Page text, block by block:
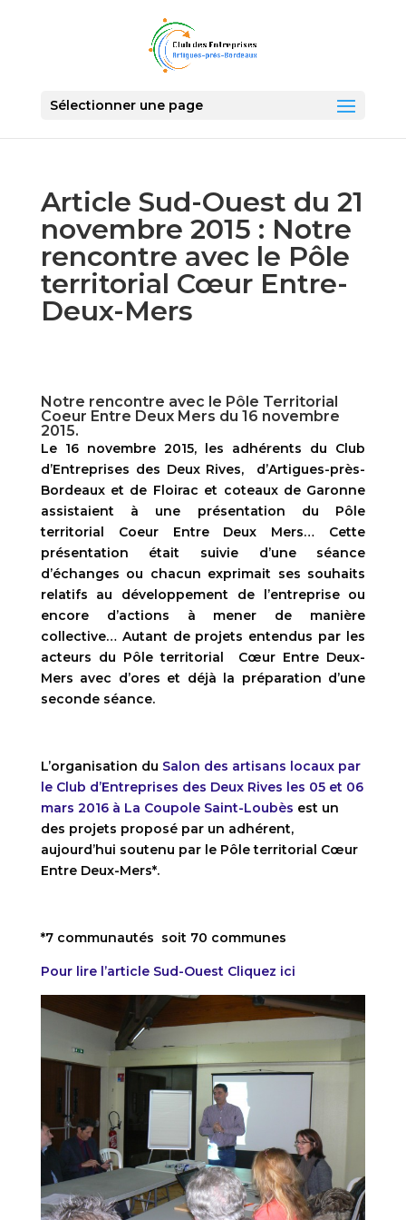
Sélectionner une page
Article Sud-Ouest du 21
novembre 2015 : Notre
rencontre avec le Pôle
territorial Cœur Entre-
Deux-Mers
Notre rencontre avec le Pôle Territorial
Coeur Entre Deux Mers du 16 novembre
2015.
Le 16 novembre 2015, les adhérents du Club
d’Entreprises des Deux Rives, d’Artigues-près-
Bordeaux et de Floirac et coteaux de Garonne
assistaient à une présentation du Pôle
territorial Coeur Entre Deux Mers… Cette
présentation était suivie d’une séance
d’échanges ou chacun exprimait ses souhaits
relatifs au développement de l’entreprise ou
encore d’actions à mener de manière
collective… Autant de projets entendus par les
acteurs du Pôle territorial Cœur Entre Deux-
Mers avec d’ores et déjà la préparation d’une
seconde séance.
L’organisation du Salon des artisans locaux par
le Club d’Entreprises des Deux Rives les 05 et 06
mars 2016 à La Coupole Saint-Loubès est un
des projets proposé par un adhérent,
aujourd’hui soutenu par le Pôle territorial Cœur
Entre Deux-Mers*.
*7 communautés soit 70 communes
Pour lire l’article Sud-Ouest Cliquez ici